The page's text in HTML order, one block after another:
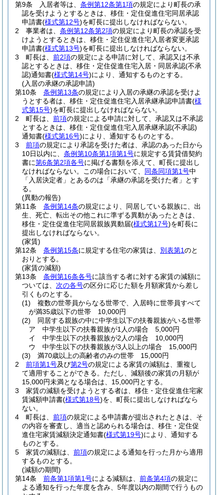
第9条
入居者等は、 条例第12条第1項の規定により町長の承
認を受けようとするときは、移住・定住促進住宅同居承認
申請書(様式第12号)を町長に提出しなければならない。
2
事業者は、 条例第12条第2項の規定により町長の承認を受
けようとするときは、移住・定住促進住宅入居者変更承認
申請書(様式第13号)を町長に提出しなければならない。
3
町長は、 前2項の規定による申請に対して、承認又は不承
認とするときは、移住・定住促進住宅入居・同居承認(不承
認)通知書(様式第14号)により、通知するものとする。
(入居の承継の承認申請)
第10条
条例第13条の規定により入居の承継の承認を受けよ
うとする者は、移住・定住促進住宅入居承継承認申請書(様
式第15号)を町長に提出しなければならない。
2
町長は、 前項の規定による申請に対して、承認又は不承認
とするときは、移住・定住促進住宅入居承継承認(不承認)
通知書(様式第16号)により、通知するものとする。
3
前項の規定により承認を受けた者は、承認のあった日から
10日以内に、 条例第10条第1項第1号に規定する賃貸借契約
書に第6条第2項各号に掲げる書類を添えて、町長に提出し
なければならない。
この場合において、 同条同項第1号中
「入居決定者」とあるのは「承継の承認を受けた者」とす
る。
(異動の報告)
第11条
条例第14条の規定により、同居している親族に、出
生、死亡、転出その他これに準ずる異動があったときは、
移住・定住促進住宅同居親族異動届(様式第17号)を町長に
提出しなければならない。
(家賃)
第12条
条例第15条に規定する住宅の家賃は、 別表第1のと
おりとする。
(家賃の減額)
第13条
条例第16条各号に該当する者に対する家賃の減額に
ついては、 次の各号の区分に応じた額を月額家賃から差し
引くものとする。
(1)
複数の世帯員からなる世帯で、入居時に世帯員すべて
が満35歳以下の世帯 10,000円
(2)
同居する親族の中に中学生以下の扶養親族がいる世帯
ア
中学生以下の扶養親族が1人の場合 5,000円
イ
中学生以下の扶養親族が2人の場合 10,000円
ウ
中学生以下の扶養親族が3人以上の場合 15,000円
(3)
満70歳以上の高齢者のみの世帯 15,000円
2
前項第1号及び第2号の規定による家賃の減額は、重複し
て適用することができる。 ただし、減額後の家賃の月額が
15,000円未満となる場合は、15,000円とする。
3
家賃の減額を受けようとする者は、移住・定住促進住宅家
賃減額申請書(様式第18号)を、町長に提出しなければなら
ない。
4
町長は、 前項の規定による申請書が提出されたときは、そ
の内容を審査し、適当と認められる場合は、移住・定住促
進住宅家賃減額決定通知書(様式第19号)により、通知する
ものとする。
5
家賃の減額は、 前項の規定による通知を行った月から適用
するものとする。
(減額の期間)
第14条
前条第1項第1号による減額は、 前条第4項の規定に
よる通知を行った年度を含み、5年度以内の期間で行うもの